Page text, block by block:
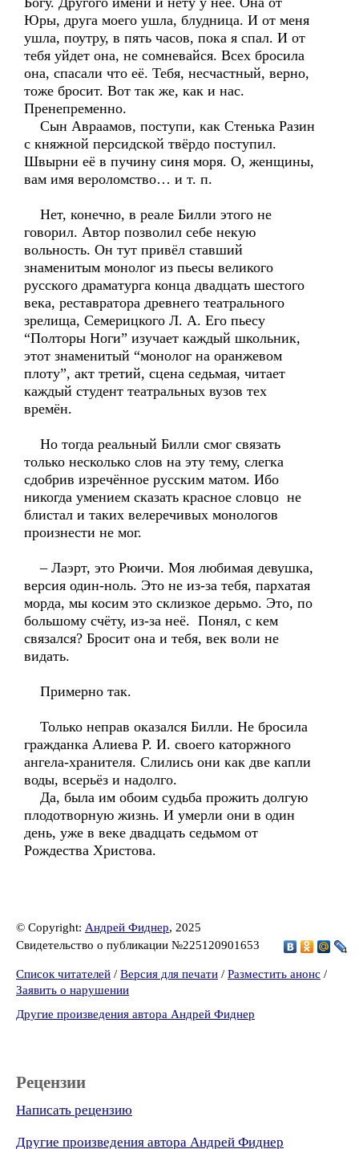
Юры, друга моего ушла, блудница. И от меня
ушла, поутру, в пять часов, пока я спал. И от
тебя уйдет она, не сомневайся. Всех бросила
она, спасали что её. Тебя, несчастный, верно,
тоже бросит. Вот так же, как и нас.
Пренепременно.
Сын Авраамов, поступи, как Стенька Разин
с княжной персидской твёрдо поступил.
Швырни её в пучину синя моря. О, женщины,
вам имя вероломство… и т. п.
Нет, конечно, в реале Билли этого не
говорил. Автор позволил себе некую
вольность. Он тут привёл ставший
знаменитым монолог из пьесы великого
русского драматурга конца двадцать шестого
века, реставратора древнего театрального
зрелища, Семерицкого Л. А. Его пьесу
“Полторы Ноги” изучает каждый школьник,
этот знаменитый “монолог на оранжевом
плоту”, акт третий, сцена седьмая, читает
каждый студент театральных вузов тех
времён.
Но тогда реальный Билли смог связать
только несколько слов на эту тему, слегка
сдобрив изречённое русским матом. Ибо
никогда умением сказать красное словцо не
блистал и таких велеречивых монологов
произнести не мог.
– Лаэрт, это Рюичи. Моя любимая девушка,
версия один-ноль. Это не из-за тебя, пархатая
морда, мы косим это склизкое дерьмо. Это, по
большому счёту, из-за неё. Понял, с кем
связался? Бросит она и тебя, век воли не
видать.
Примерно так.
Только неправ оказался Билли. Не бросила
гражданка Алиева Р. И. своего каторжного
ангела-хранителя. Слились они как две капли
воды, всерьёз и надолго.
Да, была им обоим судьба прожить долгую
плодотворную жизнь. И умерли они в один
день, уже в веке двадцать седьмом от
Рождества Христова.
© Copyright: Андрей Фиднер, 2025
Свидетельство о публикации №225120901653
Список читателей / Версия для печати / Разместить анонс /
Заявить о нарушении
Другие произведения автора Андрей Фиднер
Рецензии
Написать рецензию
Другие произведения автора Андрей Фиднер